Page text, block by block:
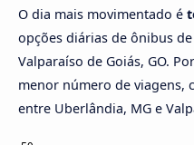
O dia mais movimentado é
opções diárias de ônibus
Valparaíso de Goiás, GO.
menor número de viagens,
entre Uberlândia, MG e